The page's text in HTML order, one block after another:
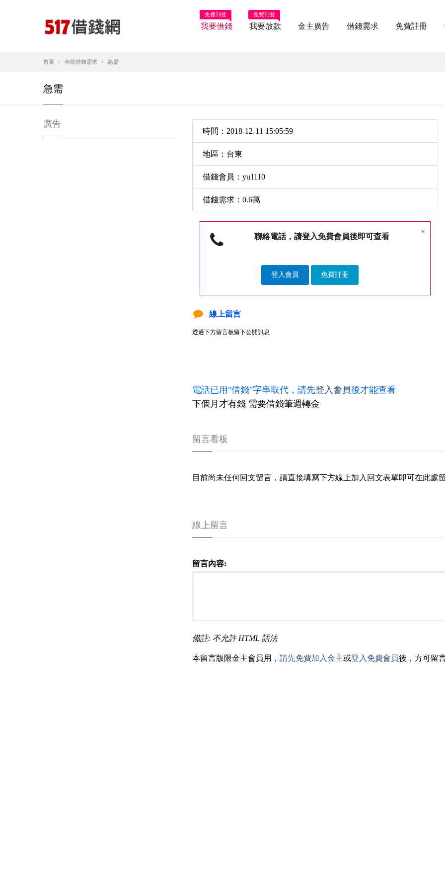
我要借錢
免費刊登
我要放款
免費刊登
金主廣告 借錢需求 免費註冊
首頁 全部借錢需求 急需
急需
時間：2018-12-11 15:05:59
地區：台東
借錢會員：yu1110
借錢需求：0.6萬
×
聯絡電話，請登入免費會員後即可查看
登入會員 免費註冊
線上留言
透過下方留言板留下公開訊息
電話已用"借錢"字串取代，請先登入會員後才能查看
下個月才有錢 需要借錢筆週轉金
留言看板
目前尚未任何回文留言，請直接填寫下方線上加入回文表單即可在此處
線上留言
留言內容:
備註: 不允許 HTML 語法
本留言版限金主會員用， 請先免費加入金主或登入免費會員後，方可留
廣告